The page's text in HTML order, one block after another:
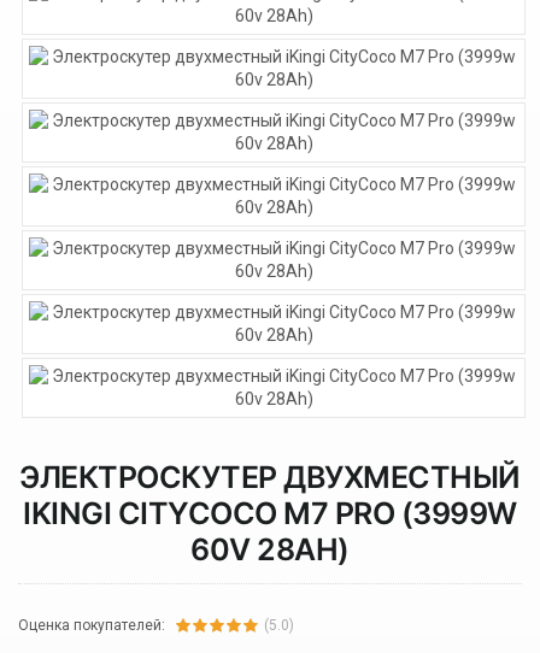
ЭЛЕКТРОСКУТЕР ДВУХМЕСТНЫЙ
IKINGI CITYCOCO M7 PRO (3999W
60V 28AH)
Оценка покупателей: (5.0)